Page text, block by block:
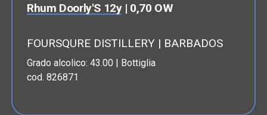
Rhum Doorly'S 12y| 0,70 OW
FOURSQURE DISTILLERY | BARBADOS
Grado alcolico: 43.00 | Bottiglia
cod. 826871